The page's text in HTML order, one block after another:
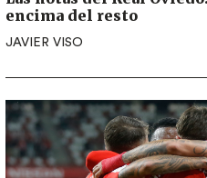
encima del resto
JAVIER VISO